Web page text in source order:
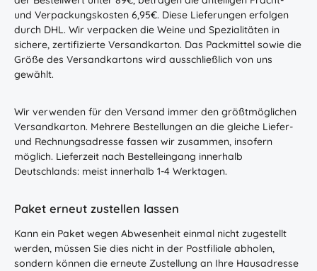
und Verpackungskosten 6,95€. Diese Lieferungen erfolgen
durch DHL. Wir verpacken die Weine und Spezialitäten in
sichere, zertifizierte Versandkarton. Das Packmittel sowie die
Größe des Versandkartons wird ausschließlich von uns
gewählt.
Wir verwenden für den Versand immer den größtmöglichen
Versandkarton. Mehrere Bestellungen an die gleiche Liefer-
und Rechnungsadresse fassen wir zusammen, insofern
möglich. Lieferzeit nach Bestelleingang innerhalb
Deutschlands: meist innerhalb 1-4 Werktagen.
Paket erneut zustellen lassen
Kann ein Paket wegen Abwesenheit einmal nicht zugestellt
werden, müssen Sie dies nicht in der Postfiliale abholen,
sondern können die erneute Zustellung an Ihre Hausadresse